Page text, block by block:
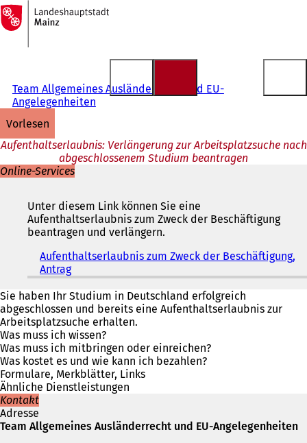
Inhalt anspringen
Zur
Startseite
Team Allgemeines Ausländerrecht und EU-
Angelegenheiten
vorlesen
Aufenthaltserlaubnis: Verlängerung zur Arbeitsplatzsuche nach
abgeschlossenem Studium beantragen
Online-Services
Unter diesem Link können Sie eine
Aufenthaltserlaubnis zum Zweck der Beschäftigung
beantragen und verlängern.
Aufenthaltserlaubnis zum Zweck der Beschäftigung,
Antrag(
Ö
f
f
n
e
t
i
n
e
e
Sie haben Ihr Studium in Deutschland erfolgreich
abgeschlossen und bereits eine Aufenthaltserlaubnis zur
Arbeitsplatzsuche erhalten.
Was muss ich wissen?
Was muss ich mitbringen oder einreichen?
Was kostet es und wie kann ich bezahlen?
Formulare, Merkblätter, Links
Ähnliche Dienstleistungen
Kontakt
Adresse
Team Allgemeines Ausländerrecht und EU-Angelegenheiten